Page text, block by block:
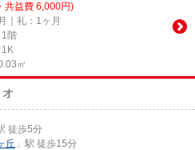
共益費 6,000円)
｜礼：1ヶ月
1階
1K
㎡
徒歩5分
丘 」駅 徒歩15分